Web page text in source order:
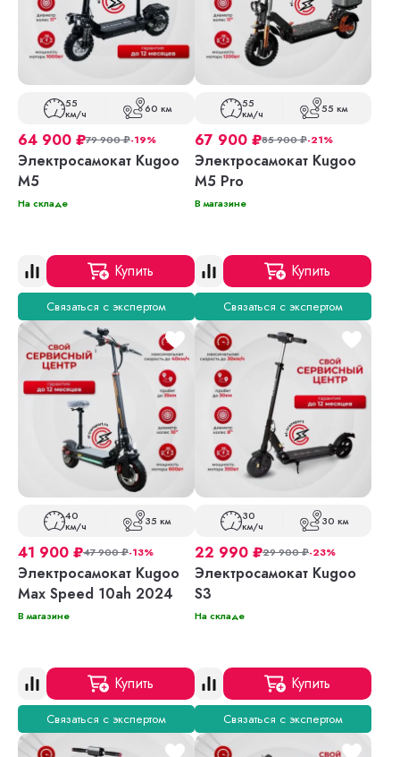
55
км/ч 60 км
64 900 ₽79 900₽-19%
Электросамокат Kugoo
M5
На складе
Купить
Связаться с экспертом
55
км/ч 55 км
67 900 ₽85 900₽-21%
Электросамокат Kugoo
M5 Pro
В магазине
Купить
Связаться с экспертом
40
км/ч 35 км
41 900 ₽47 900₽-13%
Электросамокат Kugoo
Max Speed 10ah 2024
В магазине
Купить
Связаться с экспертом
30
км/ч 30 км
22 990 ₽29 900₽-23%
Электросамокат Kugoo
S3
На складе
Купить
Связаться с экспертом